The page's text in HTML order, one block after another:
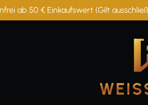
ab 50 € Einkaufswert (Gilt